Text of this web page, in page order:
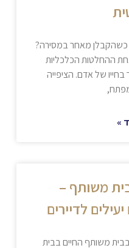
כשהקבלן מאחר במסירה?
ההחלטות הכלכליות
בחייו של אדם. הציפייה
»
משותף –
לדיירים
משותף החיים בבית